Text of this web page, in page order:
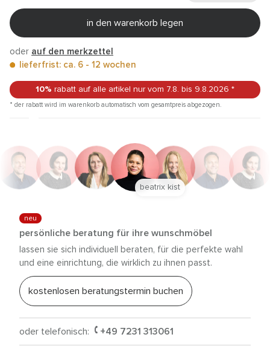
in den warenkorb legen
oder auf den merkzettel
lieferfrist: ca. 6 - 12 wochen
10% rabatt auf alle artikel nur vom 7.8. bis 9.8.2026 *
* der rabatt wird im warenkorb automatisch vom gesamtpreis abgezogen.
neu
persönliche beratung für ihre wunschmöbel
lassen sie sich individuell beraten, für die perfekte wahl
und eine einrichtung, die wirklich zu ihnen passt.
kostenlosen beratungstermin buchen
oder telefonisch: +49 7231 313061
beatrix kist